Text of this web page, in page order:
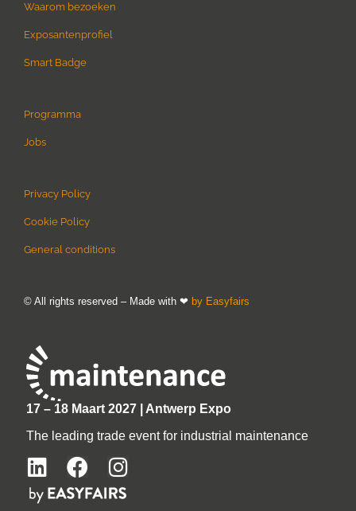
17 – 18 Maart 2027 | Antwerp Expo
The leading trade event for industrial maintenance
Waarom bezoeken
Exposantenprofiel
Smart Badge
Programma
Jobs
Privacy Policy
Cookie Policy
General conditions
© All rights reserved – Made with ❤ by Easyfairs